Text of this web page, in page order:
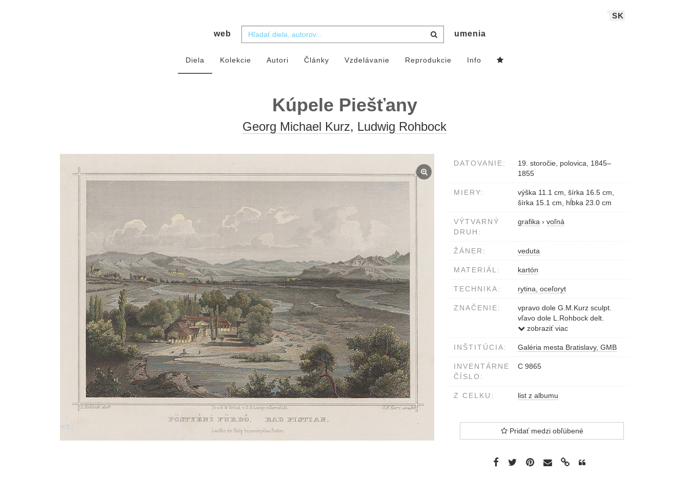
SK
web umenia
Diela Kolekcie Autori Články Vzdelávanie Reprodukcie Info
Kúpele Piešťany
Georg Michael Kurz, Ludwig Rohbock
DATOVANIE:
19. storočie, polovica, 1845–
1855
MIERY:
výška 11.1 cm, šírka 16.5 cm,
šírka 15.1 cm, hĺbka 23.0 cm
VÝTVARNÝ
DRUH:
grafika › voľná
ŽÁNER: veduta
MATERIÁL: kartón
TECHNIKA: rytina, oceľoryt
ZNAČENIE:
vpravo dole G.M.Kurz sculpt.
vľavo dole L.Rohbock delt.
v strede dole pod obrazom
Darmstadt Postényi fürdó Bad
bizományában Pestben
zobraziť viac
INŠTITÚCIA: Galéria mesta Bratislavy, GMB
INVENTÁRNE
ČÍSLO:
C 9865
Z CELKU: list z albumu
Pridať medzi obľúbené